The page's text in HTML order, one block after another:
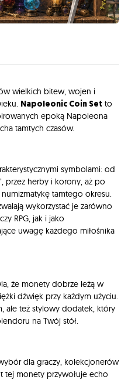
wielkich bitew, wojen i
Napoleonic Coin Set to
epoką Napoleona
tamtych czasów.
symbolami: od
przez herby i korony, aż po
tamtego okresu.
wykorzystać je zarówno
RPG, jak i jako
uwagę każdego miłośnika
że monety dobrze leżą w
dźwięk przy każdym użyciu.
ale też stylowy dodatek, który
na Twój stół.
dla graczy, kolekcjonerów
monety przywołuje echo